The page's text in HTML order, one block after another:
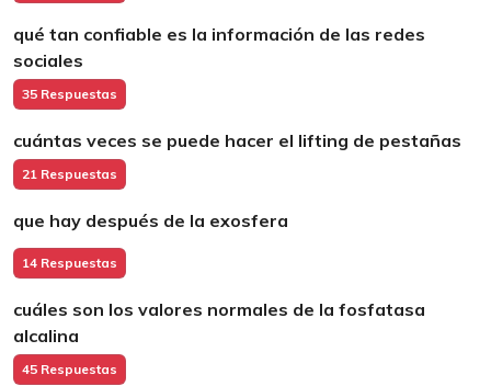
qué tan confiable es la información de las redes
sociales
35 Respuestas
cuántas veces se puede hacer el lifting de pestañas
21 Respuestas
que hay después de la exosfera
14 Respuestas
cuáles son los valores normales de la fosfatasa
alcalina
45 Respuestas